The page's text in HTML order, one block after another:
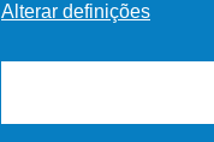
Alterar definições